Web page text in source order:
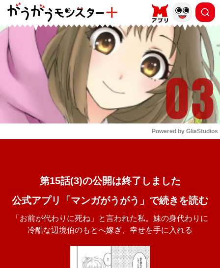
もっと読む
Powered by GliaStudios
第15話(3)の公開は終了しました
公式アプリ「マンガがうがう」で続きを読む
「お前が代わりに死ね」と言われた私。妹の身代わりに
冷酷な辺境伯のもとへ嫁ぎ、幸せを手に入れる